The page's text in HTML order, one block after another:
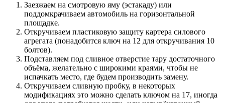
Заезжаем на смотровую яму (эстакаду) или
поддомкрачиваем автомобиль на горизонтальной
площадке.
Откручиваем пластиковую защиту картера силового
агрегата (понадобится ключ на 12 для откручивания 10
болтов).
Подставляем под сливное отверстие тару достаточного
объёма, желательно с широкими краями, чтобы не
испачкать место, где будем производить замену.
Откручиваем сливную пробку, в некоторых
модификациях это можно сделать ключом на 17, иногда